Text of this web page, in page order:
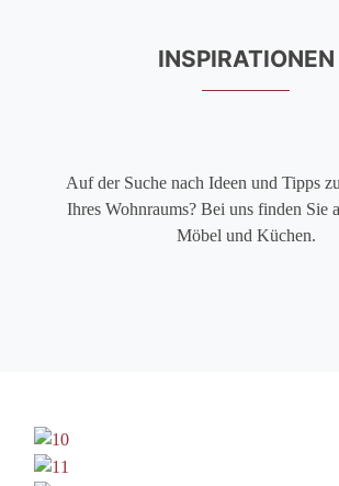
INSPIRATIONEN
Auf der Suche nach Ideen und Tipps
Ihres Wohnraums? Bei uns finden Sie
Möbel und Küchen.